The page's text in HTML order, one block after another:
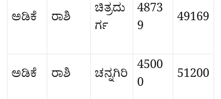
ಅಡಿಕೆ ರಾಶಿ
ಚಿತ್ರದು
ರ್ಗ
4873
9
49169
ಅಡಿಕೆ ರಾಶಿ ಚನ್ನಗಿರಿ 4500
0
51200